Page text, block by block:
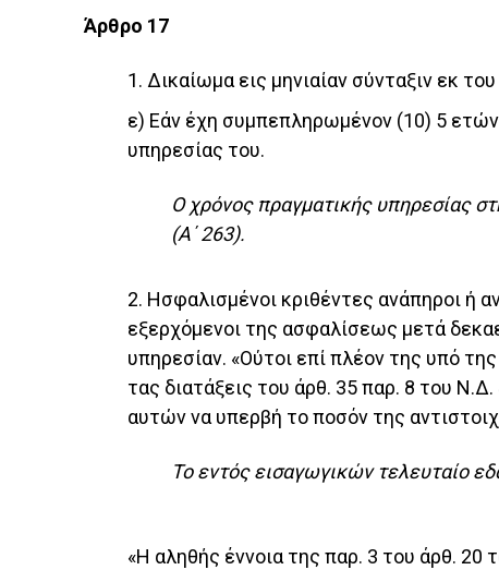
Άρθρο 17
1. Δικαίωμα εις μηνιαίαν σύνταξιν εκ
ε) Εάν έχη συμπεπληρωμένον (10) 5
υπηρεσίας του.
Ο χρόνος πραγματικής υπηρεσίας
(Α΄ 263).
2. Ησφαλισμένοι κριθέντες ανάπηροι
εξερχόμενοι της ασφαλίσεως μετά
υπηρεσίαν. «Ούτοι επί πλέον της υπό
τας διατάξεις του άρθ. 35 παρ. 8 του
αυτών να υπερβή το ποσόν της
Το εντός εισαγωγικών τελευταίο
«Η αληθής έννοια της παρ. 3 του άρθ. 20